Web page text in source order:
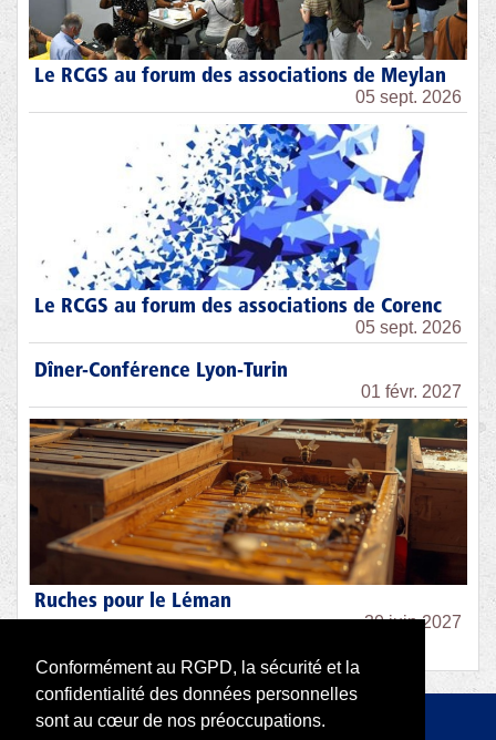
Conformément au RGPD, la sécurité et la
confidentialité des données personnelles
sont au cœur de nos préoccupations.
Le RCGS au forum des associations de Meylan
05 sept. 2026
Le RCGS au forum des associations de Corenc
05 sept. 2026
Dîner-Conférence Lyon-Turin
01 févr. 2027
Ruches pour le Léman
30 juin 2027